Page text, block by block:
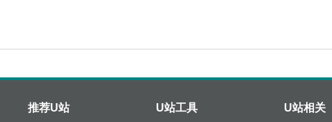
推荐U站 U站工具 U站相关